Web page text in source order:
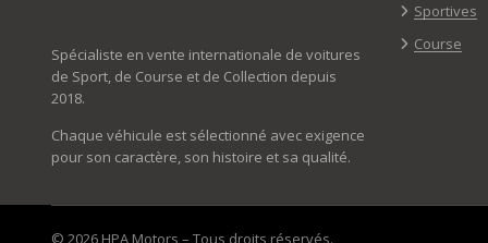
Spécialiste en vente internationale de voitures
de Sport, de Course et de Collection depuis
2018.
Chaque véhicule est sélectionné avec exigence
pour son caractère, son histoire et sa qualité.
Sportives
Course
© 2026 HPA Motors – Tous droits réservés.